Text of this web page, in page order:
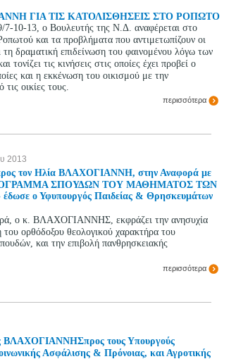
ΓΙΑ ΤΙΣ ΚΑΤΟΛΙΣΘΗΣΕΙΣ ΣΤΟ ΡΟΠΩΤΟ
13, ο Βουλευτής της Ν.Δ. αναφέρεται στο
και τα προβλήματα που αντιμετωπίζουν οι
δραματική επιδείνωση του φαινομένου λόγω των
τονίζει τις κινήσεις στις οποίες έχει προβεί ο
και η εκκένωση του οικισμού με την
οικίες τους.
περισσότερα
2013
τον Ηλία ΒΛΑΧΟΓΙΑΝΝΗ, στην Αναφορά με
ΣΠΟΥΔΩΝ ΤΟΥ ΜΑΘΗΜΑΤΟΣ ΤΩΝ
ο Υφυπουργός Παιδείας & Θρησκευμάτων
ο κ. ΒΛΑΧΟΓΙΑΝΝΗΣ, εκφράζει την ανησυχία
του ορθόδοξου θεολογικού χαρακτήρα του
και την επιβολή πανθρησκειακής
περισσότερα
ΒΛΑΧΟΓΙΑΝΝΗΣπρος τους Υπουργούς
Ασφάλισης & Πρόνοιας, και Αγροτικής